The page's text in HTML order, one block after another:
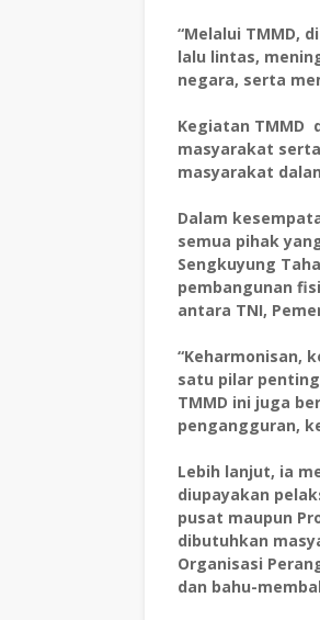
“Melalui TMMD,
lalu lintas,
negara, serta
Kegiatan TMMD
masyarakat
masyarakat
Dalam
semua pihak
Sengkuyung
pembangunan
antara TNI,
“Keharmonisan,
satu pilar
TMMD ini juga
pengangguran,
Lebih lanjut, ia
diupayakan
pusat maupun
dibutuhkan
Organisasi
dan bahu-